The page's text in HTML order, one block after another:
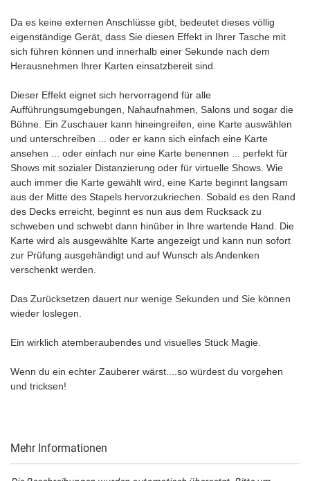
Da es keine externen Anschlüsse gibt, bedeutet dieses völlig
eigenständige Gerät, dass Sie diesen Effekt in Ihrer Tasche mit
sich führen können und innerhalb einer Sekunde nach dem
Herausnehmen Ihrer Karten einsatzbereit sind.
Dieser Effekt eignet sich hervorragend für alle
Aufführungsumgebungen, Nahaufnahmen, Salons und sogar die
Bühne. Ein Zuschauer kann hineingreifen, eine Karte auswählen
und unterschreiben ... oder er kann sich einfach eine Karte
ansehen ... oder einfach nur eine Karte benennen ... perfekt für
Shows mit sozialer Distanzierung oder für virtuelle Shows. Wie
auch immer die Karte gewählt wird, eine Karte beginnt langsam
aus der Mitte des Stapels hervorzukriechen. Sobald es den Rand
des Decks erreicht, beginnt es nun aus dem Rucksack zu
schweben und schwebt dann hinüber in Ihre wartende Hand. Die
Karte wird als ausgewählte Karte angezeigt und kann nun sofort
zur Prüfung ausgehändigt und auf Wunsch als Andenken
verschenkt werden.
Das Zurücksetzen dauert nur wenige Sekunden und Sie können
wieder loslegen.
Ein wirklich atemberaubendes und visuelles Stück Magie.
Wenn du ein echter Zauberer wärst....so würdest du vorgehen
und tricksen!
Mehr Informationen